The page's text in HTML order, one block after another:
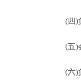
(四)负
(五)会
(六)负